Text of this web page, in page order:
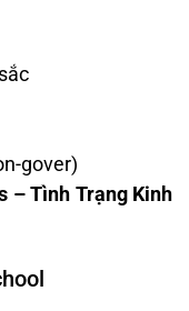
gover)
– Tình Trạng Kinh